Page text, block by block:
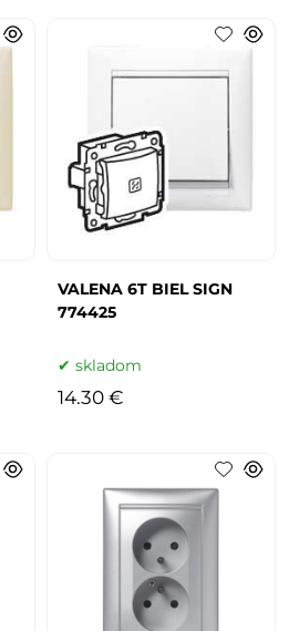
VALENA 6T BIEL SIGN
774425
skladom
14.30 €